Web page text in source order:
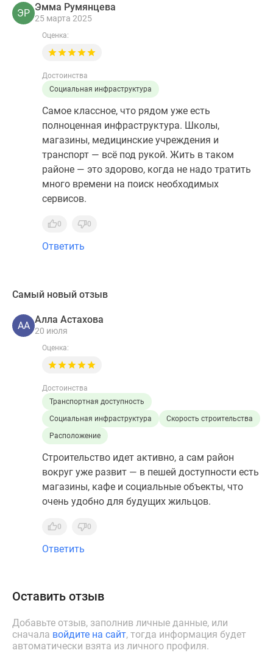
ЭР
Эмма Румянцева
25 марта 2025
Оценка:
Достоинства
Социальная инфраструктура
Самое классное, что рядом уже есть
полноценная инфраструктура. Школы,
магазины, медицинские учреждения и
транспорт — всё под рукой. Жить в таком
районе — это здорово, когда не надо тратить
много времени на поиск необходимых
сервисов.
0 0
Ответить
Самый новый отзыв
АА
Алла Астахова
20 июля
Оценка:
Достоинства
Транспортная доступность
Социальная инфраструктура
Скорость строительства
Расположение
Строительство идет активно, а сам район
вокруг уже развит — в пешей доступности есть
магазины, кафе и социальные объекты, что
очень удобно для будущих жильцов.
0 0
Ответить
Оставить отзыв
Добавьте отзыв, заполнив личные данные, или
сначала войдите на сайт, тогда информация будет
автоматически взята из личного профиля.